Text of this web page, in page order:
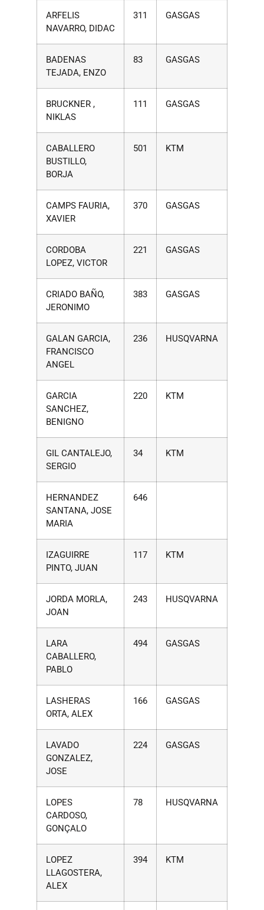
ARFELIS
NAVARRO, DIDAC
311 GASGAS
BADENAS
TEJADA, ENZO
83 GASGAS
BRUCKNER ,
NIKLAS
111 GASGAS
CABALLERO
BUSTILLO,
BORJA
501 KTM
CAMPS FAURIA,
XAVIER
370 GASGAS
CORDOBA
LOPEZ, VICTOR
221 GASGAS
CRIADO BAÑO,
JERONIMO
383 GASGAS
GALAN GARCIA,
FRANCISCO
ANGEL
236 HUSQVARNA
GARCIA
SANCHEZ,
BENIGNO
220 KTM
GIL CANTALEJO,
SERGIO
34 KTM
HERNANDEZ
SANTANA, JOSE
MARIA
646
IZAGUIRRE
PINTO, JUAN
117 KTM
JORDA MORLA,
JOAN
243 HUSQVARNA
LARA
CABALLERO,
PABLO
494 GASGAS
LASHERAS
ORTA, ALEX
166 GASGAS
LAVADO
GONZALEZ,
JOSE
224 GASGAS
LOPES
CARDOSO,
GONÇALO
78 HUSQVARNA
LOPEZ
LLAGOSTERA,
ALEX
394 KTM